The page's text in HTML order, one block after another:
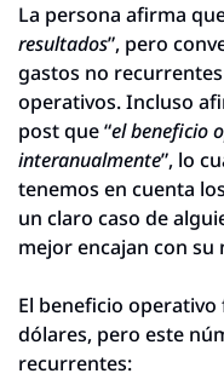
La persona afirma
resultados”, pero
gastos no
operativos. Incluso
post que “el beneficio
interanualmente”, lo
tenemos en cuenta
un claro caso de
mejor encajan con su
El beneficio operativo
dólares, pero este
recurrentes: